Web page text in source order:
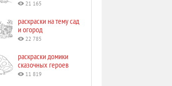
21 165
раскраски на тему сад
и огород
22 785
раскраски домики
сказочных героев
11 819